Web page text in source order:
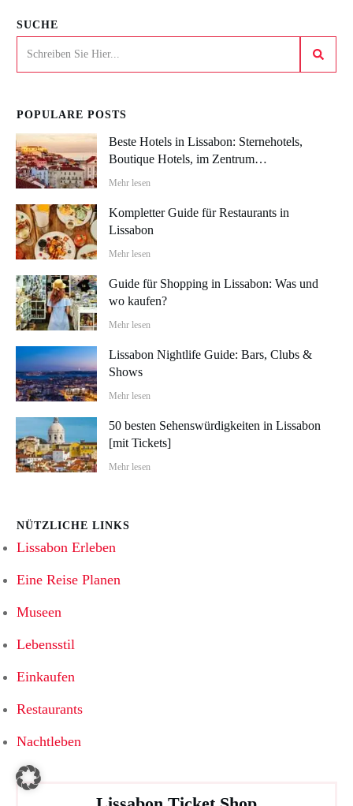
SUCHE
POPULARE POSTS
Beste Hotels in Lissabon: Sternehotels,
Boutique Hotels, im Zentrum…
Mehr lesen
Kompletter Guide für Restaurants in
Lissabon
Mehr lesen
Guide für Shopping in Lissabon: Was und
wo kaufen?
Mehr lesen
Lissabon Nightlife Guide: Bars, Clubs &
Shows
Mehr lesen
50 besten Sehenswürdigkeiten in Lissabon
[mit Tickets]
Mehr lesen
NÜTZLICHE LINKS
Lissabon Erleben
Eine Reise Planen
Museen
Lebensstil
Einkaufen
Restaurants
Nachtleben